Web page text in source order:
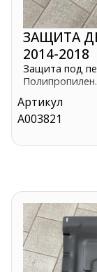
ЗАЩИТА
2014-2018
Защита под
Полипропилен.
Артикул
A003821